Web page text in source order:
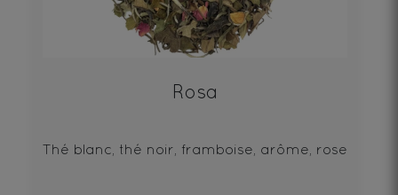
Rosa
Thé blanc, thé noir, framboise, arôme, rose